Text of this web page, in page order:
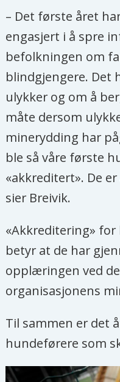
– Det første året
engasjert i å spre
befolkningen om
blindgjengere. Det
ulykker og om å
måte dersom
minerydding har
ble så våre første
«akkreditert». De
sier Breivik.
«Akkreditering»
betyr at de har
opplæringen ved
organisasjonens
Til sammen er det
hundeførere som